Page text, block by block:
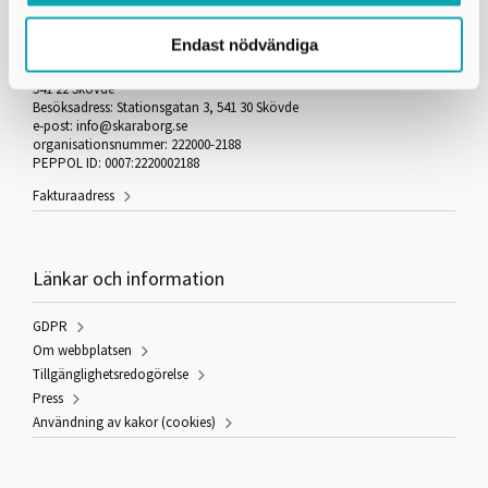
Endast nödvändiga
Skaraborgs Kommunalförbund
Box 54
541 22 Skövde
Besöksadress: Stationsgatan 3, 541 30 Skövde
e-post: info@skaraborg.se
organisationsnummer: 222000-2188
PEPPOL ID: 0007:2220002188
Fakturaadress
Länkar och information
GDPR
Om webbplatsen
Tillgänglighetsredogörelse
Press
Användning av kakor (cookies)